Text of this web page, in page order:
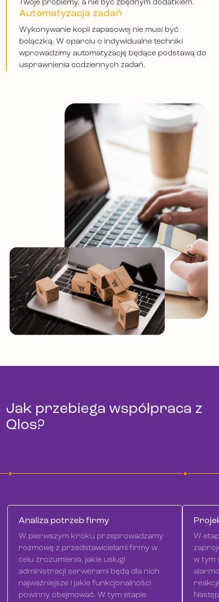
Twoje problemy, a nie być zbędnym dodatkiem.
Automatyzacja zadań
Wykonywanie kopii zapasowej nie musi być
bolączką. W oparciu o indywidualne techniki
wprowadzimy automatyzację będące podstawą do
usprawnienia codziennych zadań.
Jak przebiega współpraca z
Qlos?
Analiza potrzeb firmy
W pierwszym kroku przeprowadzamy
rozmowę z przedstawicielami firmy w
celu zrozumienia, jakie usługi
administracji serwerami będą dla nich
najważniejsze i jakie funkcjonalności
powinny obejmować. W tym etapie
W
w tym